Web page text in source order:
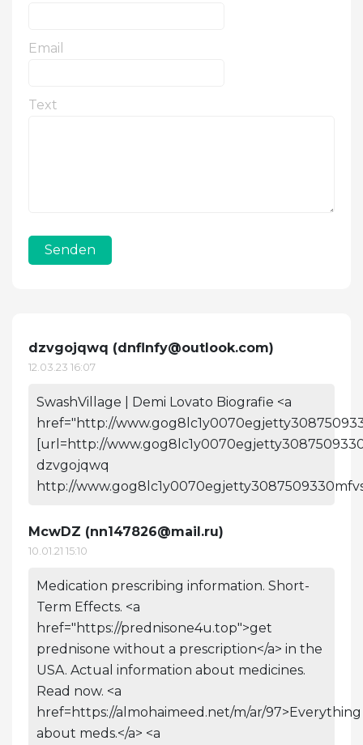
Email
Text
Senden
dzvgojqwq (dnflnfy@outlook.com)
12.03.23 16:07
SwashVillage | Demi Lovato Biografie <a
href="http://
[url=http://
dzvgojqwq
http://
McwDZ (nn147826@mail.ru)
10.01.21 15:10
Medication prescribing information. Short-
Term Effects. <a
href="https://prednisone4u.top">get
prednisone without a prescription</a> in the
USA. Actual information about medicines.
Read now. <a
href=https://almohaimeed.net/m/ar/97>Everything
about meds.</a> <a